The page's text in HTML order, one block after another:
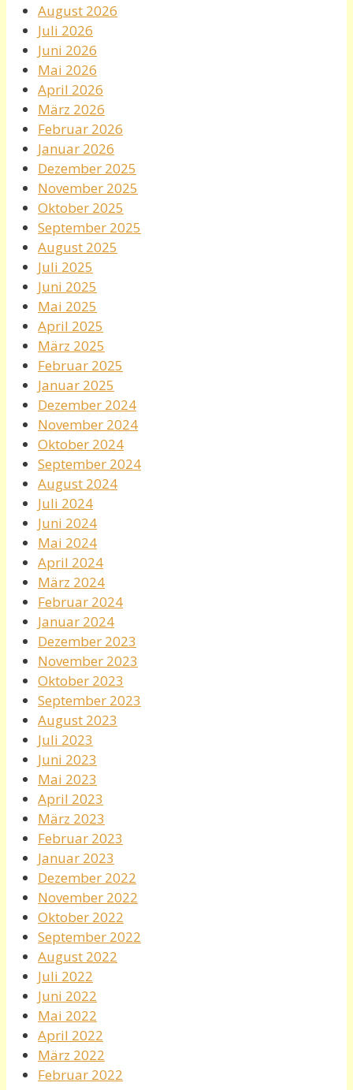
August 2026
Juli 2026
Juni 2026
Mai 2026
April 2026
März 2026
Februar 2026
Januar 2026
Dezember 2025
November 2025
Oktober 2025
September 2025
August 2025
Juli 2025
Juni 2025
Mai 2025
April 2025
März 2025
Februar 2025
Januar 2025
Dezember 2024
November 2024
Oktober 2024
September 2024
August 2024
Juli 2024
Juni 2024
Mai 2024
April 2024
März 2024
Februar 2024
Januar 2024
Dezember 2023
November 2023
Oktober 2023
September 2023
August 2023
Juli 2023
Juni 2023
Mai 2023
April 2023
März 2023
Februar 2023
Januar 2023
Dezember 2022
November 2022
Oktober 2022
September 2022
August 2022
Juli 2022
Juni 2022
Mai 2022
April 2022
März 2022
Februar 2022